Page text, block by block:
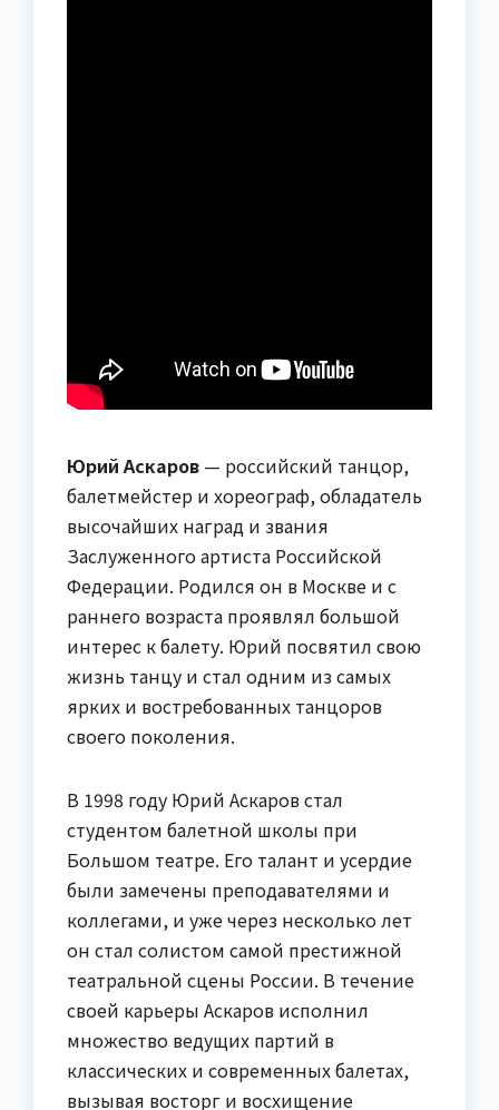
Юрий Аскаров — российский танцор,
балетмейстер и хореограф, обладатель
высочайших наград и звания
Заслуженного артиста Российской
Федерации. Родился он в Москве и с
раннего возраста проявлял большой
интерес к балету. Юрий посвятил свою
жизнь танцу и стал одним из самых
ярких и востребованных танцоров
своего поколения.
В 1998 году Юрий Аскаров стал
студентом балетной школы при
Большом театре. Его талант и усердие
были замечены преподавателями и
коллегами, и уже через несколько лет
он стал солистом самой престижной
театральной сцены России. В течение
своей карьеры Аскаров исполнил
множество ведущих партий в
классических и современных балетах,
вызывая восторг и восхищение